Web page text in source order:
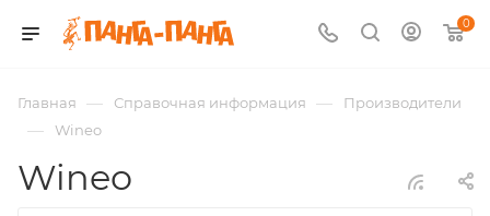
0
Главная — Справочная информация — Производители
— Wineo
Wineo